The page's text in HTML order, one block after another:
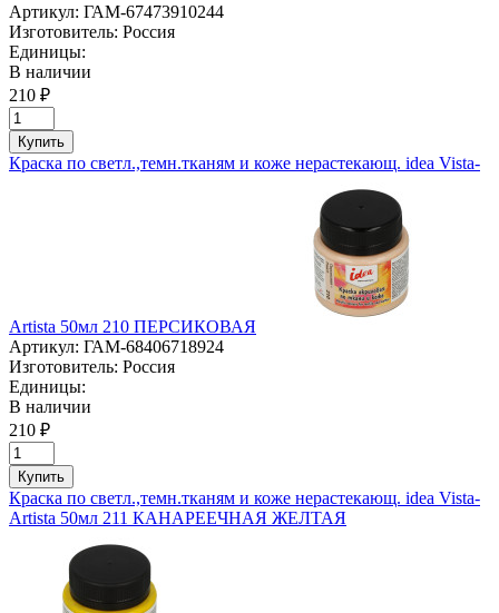
Артикул: ГАМ-67473910244
Изготовитель: Россия
Единицы:
В наличии
210 ₽
Купить
Краска по светл.,темн.тканям и коже нерастекающ. idea Vista-
Artista 50мл 210 ПЕРСИКОВАЯ
Артикул: ГАМ-68406718924
Изготовитель: Россия
Единицы:
В наличии
210 ₽
Купить
Краска по светл.,темн.тканям и коже нерастекающ. idea Vista-
Artista 50мл 211 КАНАРЕЕЧНАЯ ЖЕЛТАЯ